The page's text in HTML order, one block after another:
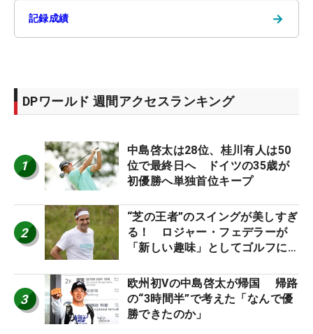
記録成績 →
DPワールド 週間アクセスランキング
1
中島啓太は28位、桂川有人は50
位で最終日へ ドイツの35歳が
初優勝へ単独首位キープ
2
“芝の王者”のスイングが美しすぎ
る！ ロジャー・フェデラーが
「新しい趣味」としてゴルフに挑
3
欧州初Vの中島啓太が帰国 帰路
の“3時間半”で考えた「なんで優
勝できたのか」